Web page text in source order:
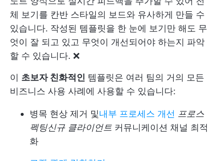
체 보기를 칸반 스타일의 보드와 유사하게 만들 수
있습니다. 작성된 템플릿을 한 눈에 보기만 해도 무
엇이 잘 되고 있고 무엇이 개선되어야 하는지 파악
할 수 있습니다. ❌
이 초보자 친화적인 템플릿은 여러 팀의 거의 모든
비즈니스 사용 사례에 사용할 수 있습니다:
병목 현상 제거 및내부 프로세스 개선 프로스
펙팅신규 클라이언트 커뮤니케이션 채널 최적
화